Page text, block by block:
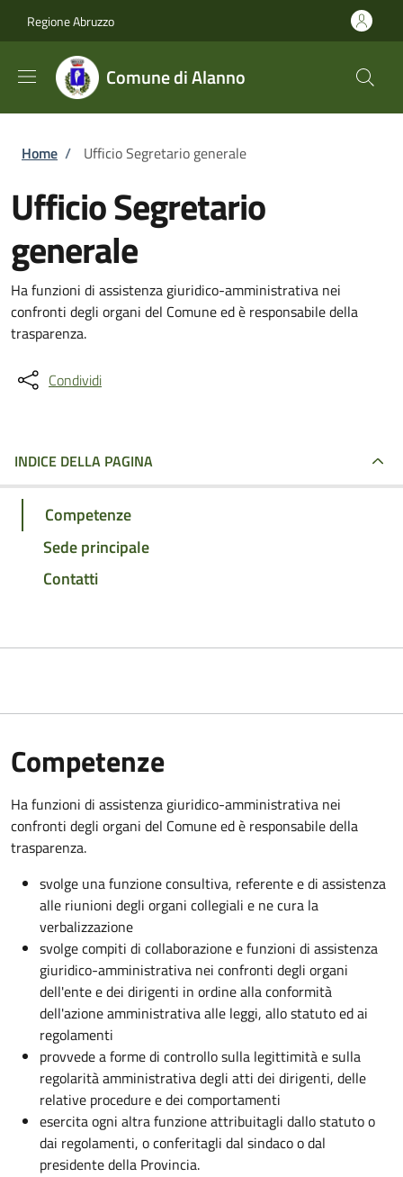
Regione Abruzzo
Comune di Alanno
Briciole di pane
Home / Ufficio Segretario generale
Ufficio Segretario
generale
Ha funzioni di assistenza giuridico-amministrativa nei
confronti degli organi del Comune ed è responsabile della
trasparenza.
Condividi
INDICE DELLA PAGINA
Competenze
Sede principale
Contatti
Competenze
Ha funzioni di assistenza giuridico-amministrativa nei
confronti degli organi del Comune ed è responsabile della
trasparenza.
svolge una funzione consultiva, referente e di assistenza
alle riunioni degli organi collegiali e ne cura la
verbalizzazione
svolge compiti di collaborazione e funzioni di assistenza
giuridico-amministrativa nei confronti degli organi
dell'ente e dei dirigenti in ordine alla conformità
dell'azione amministrativa alle leggi, allo statuto ed ai
regolamenti
provvede a forme di controllo sulla legittimità e sulla
regolarità amministrativa degli atti dei dirigenti, delle
relative procedure e dei comportamenti
esercita ogni altra funzione attribuitagli dallo statuto o
dai regolamenti, o conferitagli dal sindaco o dal
presidente della Provincia.